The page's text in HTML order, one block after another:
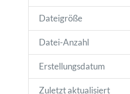
Dateigröße
Datei-Anzahl
Erstellungsdatum
Zuletzt aktualisiert